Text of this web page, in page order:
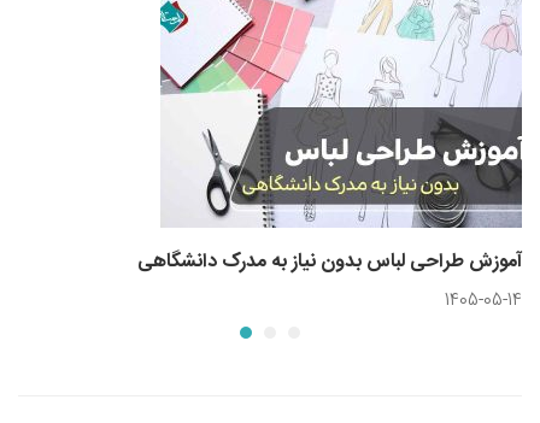
آموزش طراحی لباس بدون نیاز به مدرک دانشگاهی
1405-05-14